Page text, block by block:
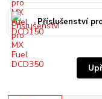
Příslušenství